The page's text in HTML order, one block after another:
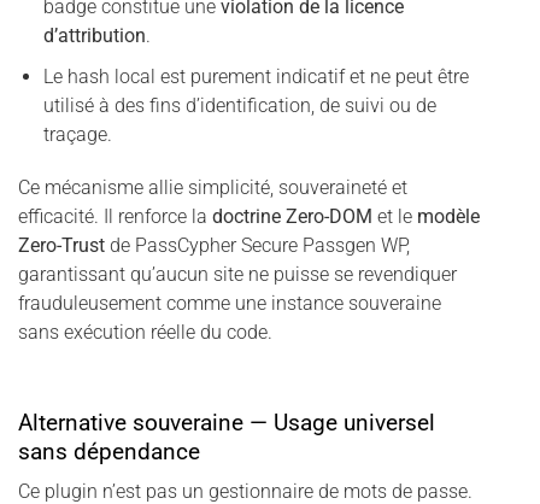
badge constitue une violation de la licence
d’attribution.
Le hash local est purement indicatif et ne peut être
utilisé à des fins d’identification, de suivi ou de
traçage.
Ce mécanisme allie simplicité, souveraineté et
efficacité. Il renforce la doctrine Zero-DOM et le modèle
Zero-Trust de PassCypher Secure Passgen WP,
garantissant qu’aucun site ne puisse se revendiquer
frauduleusement comme une instance souveraine
sans exécution réelle du code.
Alternative souveraine — Usage universel
sans dépendance
Ce plugin n’est pas un gestionnaire de mots de passe.